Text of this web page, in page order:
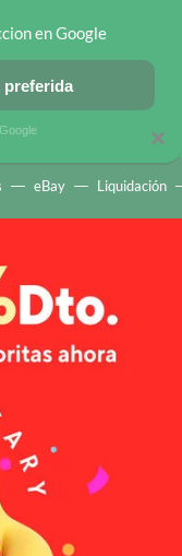
OFERTAS EN
eBay Liquidación
×
en Google
preferida